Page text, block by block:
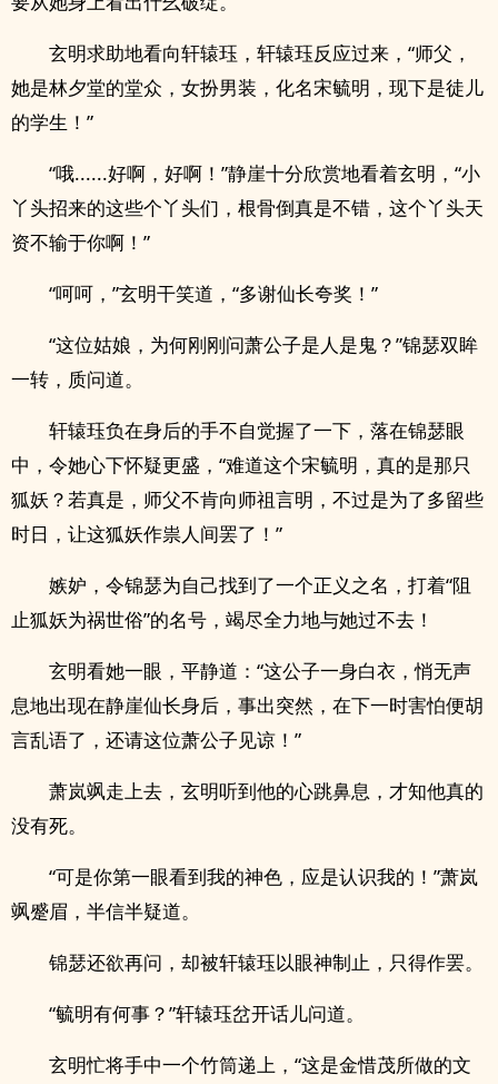
玄明求助地看向轩辕珏，轩辕珏反应过来，“师父，
她是林夕堂的堂众，女扮男装，化名宋毓明，现下是徒儿
的学生！”
“哦......好啊，好啊！”静崖十分欣赏地看着玄明，“小
丫头招来的这些个丫头们，根骨倒真是不错，这个丫头天
资不输于你啊！”
“呵呵，”玄明干笑道，“多谢仙长夸奖！”
“这位姑娘，为何刚刚问萧公子是人是鬼？”锦瑟双眸
一转，质问道。
轩辕珏负在身后的手不自觉握了一下，落在锦瑟眼
中，令她心下怀疑更盛，“难道这个宋毓明，真的是那只
狐妖？若真是，师父不肯向师祖言明，不过是为了多留些
时日，让这狐妖作祟人间罢了！”
嫉妒，令锦瑟为自己找到了一个正义之名，打着“阻
止狐妖为祸世俗”的名号，竭尽全力地与她过不去！
玄明看她一眼，平静道：“这公子一身白衣，悄无声
息地出现在静崖仙长身后，事出突然，在下一时害怕便胡
言乱语了，还请这位萧公子见谅！”
萧岚飒走上去，玄明听到他的心跳鼻息，才知他真的
没有死。
“可是你第一眼看到我的神色，应是认识我的！”萧岚
飒蹙眉，半信半疑道。
锦瑟还欲再问，却被轩辕珏以眼神制止，只得作罢。
“毓明有何事？”轩辕珏岔开话儿问道。
玄明忙将手中一个竹筒递上，“这是金惜茂所做的文